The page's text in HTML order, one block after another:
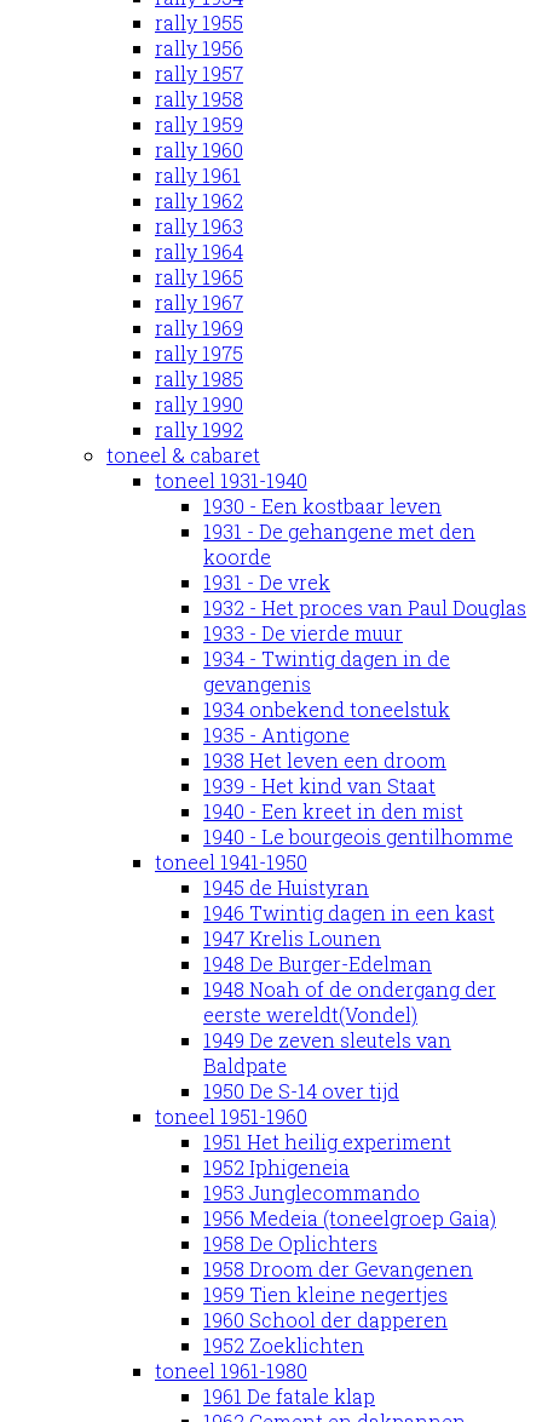
rally 1955
rally 1956
rally 1957
rally 1958
rally 1959
rally 1960
rally 1961
rally 1962
rally 1963
rally 1964
rally 1965
rally 1967
rally 1969
rally 1975
rally 1985
rally 1990
rally 1992
toneel & cabaret
toneel 1931-1940
1930 - Een kostbaar leven
1931 - De gehangene met den
koorde
1931 - De vrek
1932 - Het proces van Paul Douglas
1933 - De vierde muur
1934 - Twintig dagen in de
gevangenis
1934 onbekend toneelstuk
1935 - Antigone
1938 Het leven een droom
1939 - Het kind van Staat
1940 - Een kreet in den mist
1940 - Le bourgeois gentilhomme
toneel 1941-1950
1945 de Huistyran
1946 Twintig dagen in een kast
1947 Krelis Lounen
1948 De Burger-Edelman
1948 Noah of de ondergang der
eerste wereldt(Vondel)
1949 De zeven sleutels van
Baldpate
1950 De S-14 over tijd
toneel 1951-1960
1951 Het heilig experiment
1952 Iphigeneia
1953 Junglecommando
1956 Medeia (toneelgroep Gaia)
1958 De Oplichters
1958 Droom der Gevangenen
1959 Tien kleine negertjes
1960 School der dapperen
1952 Zoeklichten
toneel 1961-1980
1961 De fatale klap